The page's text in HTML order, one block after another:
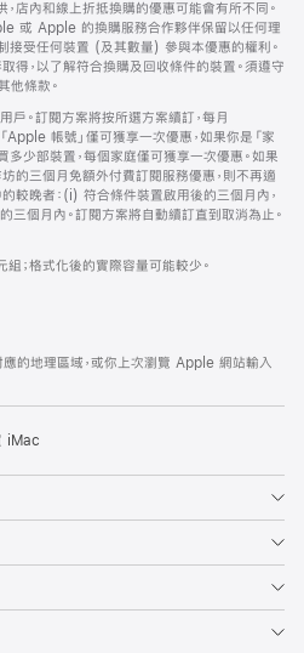
店內和線上折抵換購的優惠可能會有所不同。
或 Apple 的換購服務合作夥伴保留以任何理
接受任何裝置 (及其數量) 參與本優惠的權利。
，以了解符合換購及回收條件的裝置。須遵守
他條款。
。訂閱方案將按所選方案續訂，每月
帳號」僅可獲享一次優惠，如果你是「家
多少部裝置，每個家庭僅可獲享一次優惠。如果
的三個月免額外付費訂閱服務優惠，則不再適
較晚者：(i) 符合條件裝置啟用後的三個月內，
個月內。訂閱方案將自動續訂直到取消為止。
；格式化後的實際容量可能較少。
的地理區域，或你上次瀏覽 Apple 網站輸入
iMac